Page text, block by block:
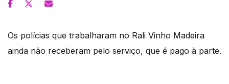
Os polícias que trabalharam no Rali Vinho Madeira
ainda não receberam pelo serviço, que é pago à parte.